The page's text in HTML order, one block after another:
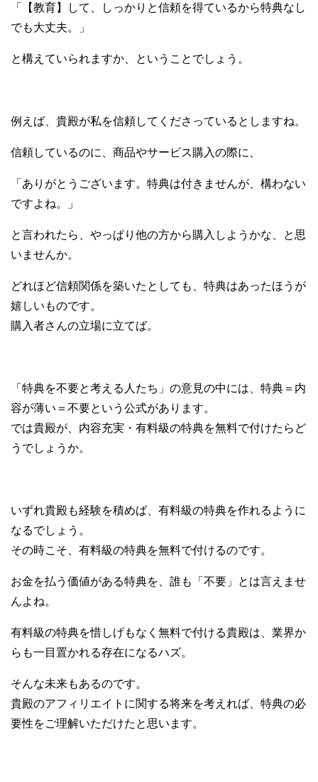
「【教育】して、しっかりと信頼を得ているから特典なし
でも大丈夫。」
と構えていられますか、ということでしょう。
例えば、貴殿が私を信頼してくださっているとしますね。
信頼しているのに、商品やサービス購入の際に、
「ありがとうございます。特典は付きませんが、構わない
ですよね。」
と言われたら、やっぱり他の方から購入しようかな、と思
いませんか。
どれほど信頼関係を築いたとしても、特典はあったほうが
嬉しいものです。
購入者さんの立場に立てば。
「特典を不要と考える人たち」の意見の中には、特典＝内
容が薄い＝不要という公式があります。
では貴殿が、内容充実・有料級の特典を無料で付けたらど
うでしょうか。
いずれ貴殿も経験を積めば、有料級の特典を作れるように
なるでしょう。
その時こそ、有料級の特典を無料で付けるのです。
お金を払う価値がある特典を、誰も「不要」とは言えませ
んよね。
有料級の特典を惜しげもなく無料で付ける貴殿は、業界か
らも一目置かれる存在になるハズ。
そんな未来もあるのです。
貴殿のアフィリエイトに関する将来を考えれば、特典の必
要性をご理解いただけたと思います。